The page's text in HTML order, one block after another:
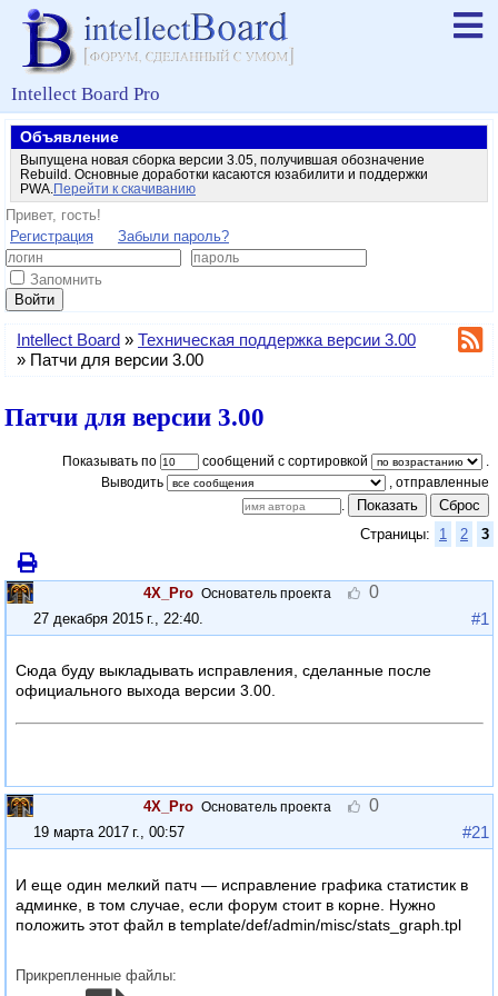
Intellect Board Pro
Объявление
Выпущена новая сборка версии 3.05, получившая обозначение
Rebuild. Основные доработки касаются юзабилити и поддержки
PWA. Перейти к скачиванию
Привет, гость!
Регистрация
Забыли пароль?
Запомнить
Войти
Intellect Board » Техническая поддержка версии 3.00
» Патчи для версии 3.00
Патчи для версии 3.00
Показывать по сообщений с сортировкой
Выводить
Показать
Сброс
Страницы:
1 2 3
4X_Pro Основатель проекта 0
27 декабря 2015 г., 22:40 #1
Сюда буду выкладывать исправления, сделанные после
официального выхода версии 3.00.
4X_Pro Основатель проекта 0
19 марта 2017 г., 00:57 #21
И еще один мелкий патч — исправление графика статистик в
админке, в том случае, если форум стоит в корне. Нужно
положить этот файл в template/def/admin/misc/stats_graph.tpl
Прикрепленные файлы: